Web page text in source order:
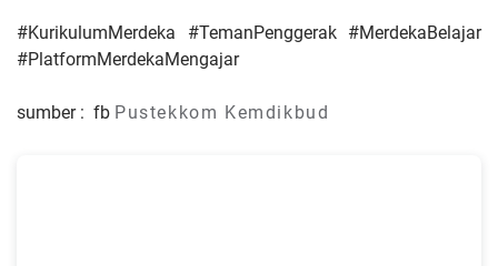
#KurikulumMerdeka #TemanPenggerak #MerdekaBelajar
#PlatformMerdekaMengajar
sumber : fb Pustekkom Kemdikbud